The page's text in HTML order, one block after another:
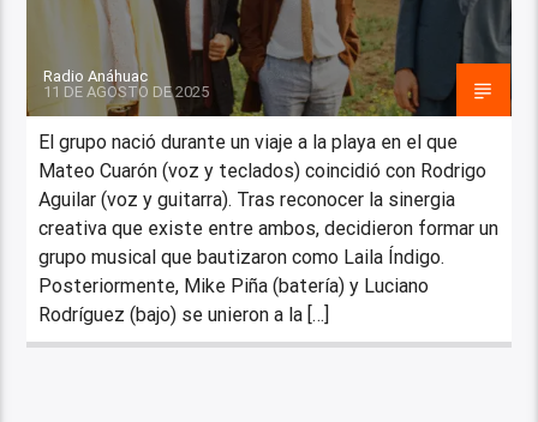
Radio Anáhuac
11 DE AGOSTO DE 2025
El grupo nació durante un viaje a la playa en el que
Mateo Cuarón (voz y teclados) coincidió con Rodrigo
Aguilar (voz y guitarra). Tras reconocer la sinergia
creativa que existe entre ambos, decidieron formar un
grupo musical que bautizaron como Laila Índigo.
Posteriormente, Mike Piña (batería) y Luciano
Rodríguez (bajo) se unieron a la […]